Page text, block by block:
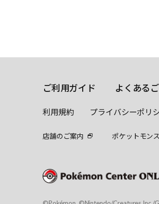
ご利用ガイド よくある
利用規約 プライバシーポリ
店舗のご案内 ポケットモン